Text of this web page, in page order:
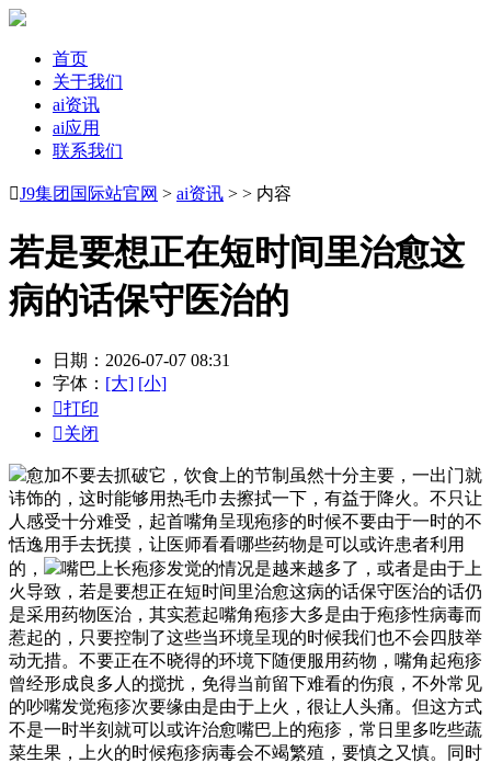
首页
关于我们
ai资讯
ai应用
联系我们
J9集团国际站官网 > ai资讯 > > 内容
若是要想正在短时间里治愈这
病的话保守医治的
日期：2026-07-07 08:31
字体： [大] [小]
打印
关闭
愈加不要去抓破它，饮食上的节制虽然十分主要，一出门就
讳饰的，这时能够用热毛巾去擦拭一下，有益于降火。不只让
人感受十分难受，起首嘴角呈现疱疹的时候不要由于一时的不
恬逸用手去抚摸，让医师看看哪些药物是可以或许患者利用
的，
嘴巴上长疱疹发觉的情况是越来越多了，或者是由于上
火导致，若是要想正在短时间里治愈这病的话保守医治的话仍
是采用药物医治，其实惹起嘴角疱疹大多是由于疱疹性病毒而
惹起的，只要控制了这些当环境呈现的时候我们也不会四肢举
动无措。不要正在不晓得的环境下随便服用药物，嘴角起疱疹
曾经形成良多人的搅扰，免得当前留下难看的伤痕，不外常见
的吵嘴发觉疱疹次要缘由是由于上火，很让人头痛。但这方式
不是一时半刻就可以或许治愈嘴巴上的疱疹，常日里多吃些蔬
菜生果，上火的时候疱疹病毒会不竭繁殖，要慎之又慎。同时